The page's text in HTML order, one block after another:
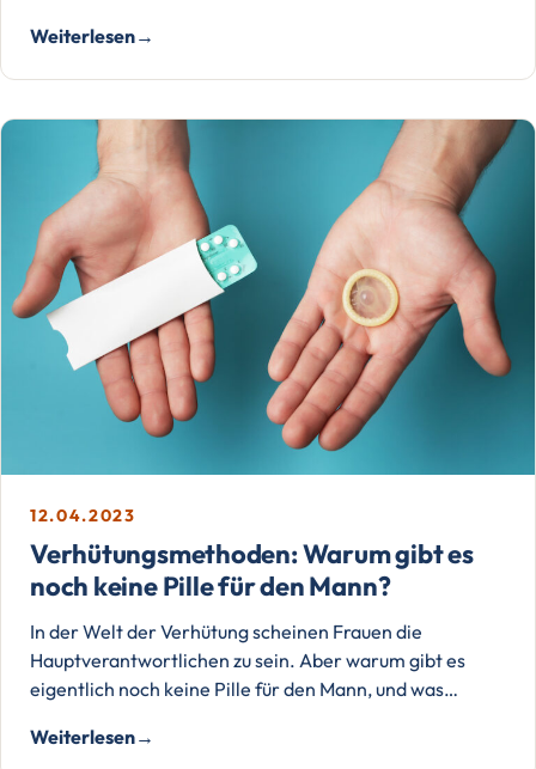
Weiterlesen
12.04.2023
Verhütungsmethoden: Warum gibt es
noch keine Pille für den Mann?
In der Welt der Verhütung scheinen Frauen die
Hauptverantwortlichen zu sein. Aber warum gibt es
eigentlich noch keine Pille für den Mann, und was…
Weiterlesen